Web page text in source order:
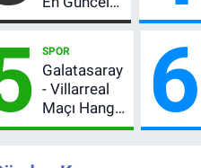
Listede
Altın
Gram Altın
İçin 6.350
TL Uyarısı,
Yıl Sonu
Beklentisi
SPOR
Galatasaray
- Villarreal
Maçı Hangi
Kanalda?
6